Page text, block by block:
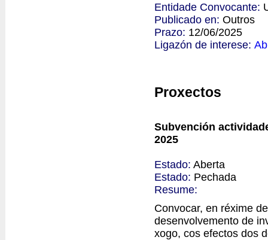
Entidade Convocante:
Publicado en: Outros
Prazo: 12/06/2025
Ligazón de interese:
Proxectos
Subvención
2025
Estado: Aberta
Estado: Pechada
Resume:
Convocar, en réxime
desenvolvemento de
xogo, cos efectos dos